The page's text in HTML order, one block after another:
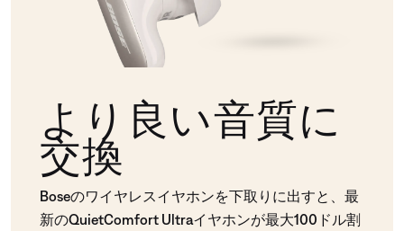
より良い音質に
交換
Boseのワイヤレスイヤホンを下取りに出すと、最
新のQuietComfort Ultraイヤホンが最大100ドル割